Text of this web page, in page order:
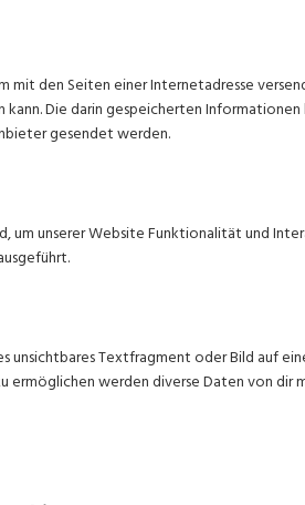
mit den Seiten einer Internetadresse
Die darin gespeicherten
gesendet werden.
um unserer Website Funktionalität und
unsichtbares Textfragment oder Bild auf
ermöglichen werden diverse Daten von dir